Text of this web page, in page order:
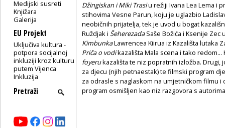
Medijski susreti
Knjižara
Galerija
EU Projekt
Uključiva kultura -
potpora socijalnoj
inkluziji kroz kulturu
putem Vijenca
Inkluzija
Džingiskan i Miki Trasiu režiji Ivana Lea Lema i
stihovima Vesne Parun, koju je uglazbio
neobičnih prijatelja, tek je uvod u bogat
Ruždjak i ŠeherezadaSaše Božića i Ksenije Zec
KimbunkaLawrencea Kiirua iz Kazališta lutaka
Priča o vodikazališta Mala scena i tako
foyerukazališta te niz popratnih izložba. Drugi,
za djecu (njih petnaestak) te filmski program
za odrasle s naglaskom na umjetničkom filmu
program osmišljen kao niz razgovora s